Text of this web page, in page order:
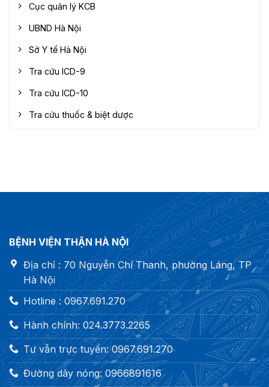
Cục quản lý KCB
UBND Hà Nội
Sở Y tế Hà Nội
Tra cứu ICD-9
Tra cứu ICD-10
Tra cứu thuốc & biệt dược
BỆNH VIỆN THẬN HÀ NỘI
Địa chỉ : 70 Nguyễn Chí Thanh, phường Láng, TP
Hà Nội
Hotline : 0967.691.270
Hành chính: 024.3773.2265
Tư vẫn trực tuyến: 0967.691.270
Đường dây nóng: 0966891616